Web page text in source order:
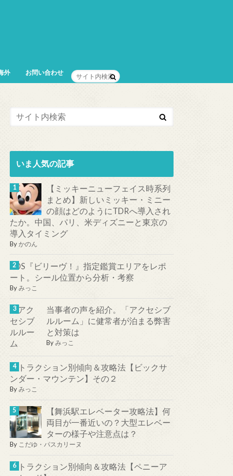
外 お問い合わせ
いま人気の記事
【ミッキーニューフェイス時系列
まとめ】新しいミッキー・ミニー
の顔はどのようにTDRへ導入され
たか。中国、パリ、米ディズニーと東京の
導入タイミング
Byかのん
TDS『ビリーヴ！』指定鑑賞エリアをレポ
ート。シール位置から分析・考察
Byみっこ
当事者の声を紹介。「アクセシブ
ルルーム」に健常者が泊まる弊害
と対策は
Byみっこ
アトラクション別傾向＆攻略法【ビックサ
ンダー・マウンテン】その２
Byみっこ
【舞浜駅エレベーター攻略法】何
両目が一番近いの？大型エレベー
ターの様子や注意点は？
By こだゆ・パスカリーヌ
アトラクション別傾向＆攻略法【ペニーア